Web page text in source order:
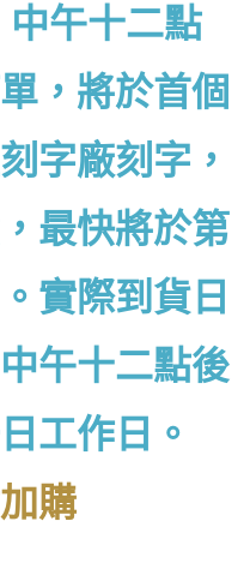
午十二點
，將於首個
字廠刻字，
最快將於第
實際到貨日
午十二點後
工作日。
購